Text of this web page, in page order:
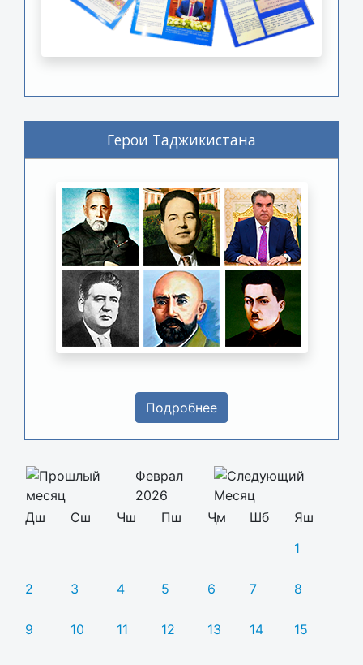
Герои Таджикистана
Подробнее
Феврал
2026
Дш
Сш Чш Пш Ҷм Шб
Яш
1
2 3 4 5 6 7 8
9 10 11 12 13 14 15